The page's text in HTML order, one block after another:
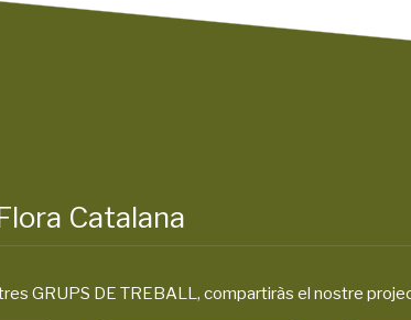
Catalana
GRUPS DE TREBALL, compartiràs el nostre